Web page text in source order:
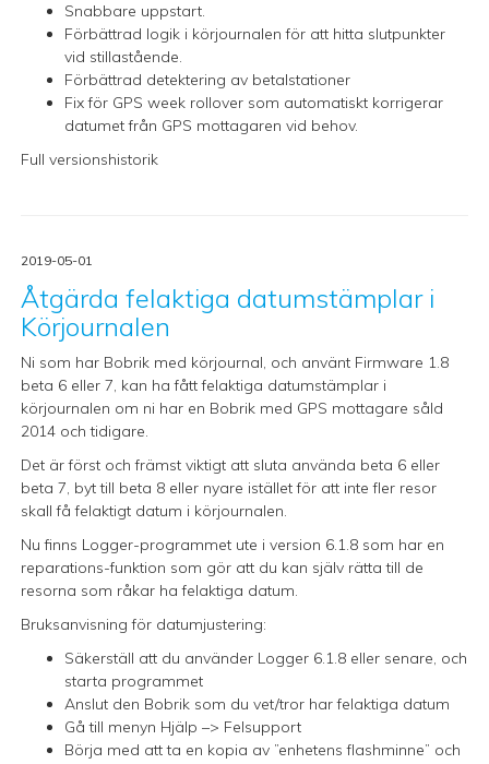
Snabbare uppstart.
Förbättrad logik i körjournalen för att hitta slutpunkter
vid stillastående.
Förbättrad detektering av betalstationer
Fix för GPS week rollover som automatiskt korrigerar
datumet från GPS mottagaren vid behov.
Full versionshistorik
2019-05-01
Åtgärda felaktiga datumstämplar i
Körjournalen
Ni som har Bobrik med körjournal, och använt Firmware 1.8
beta 6 eller 7, kan ha fått felaktiga datumstämplar i
körjournalen om ni har en Bobrik med GPS mottagare såld
2014 och tidigare.
Det är först och främst viktigt att sluta använda beta 6 eller
beta 7, byt till beta 8 eller nyare istället för att inte fler resor
skall få felaktigt datum i körjournalen.
Nu finns Logger-programmet ute i version 6.1.8 som har en
reparations-funktion som gör att du kan själv rätta till de
resorna som råkar ha felaktiga datum.
Bruksanvisning för datumjustering:
Säkerställ att du använder Logger 6.1.8 eller senare, och
starta programmet
Anslut den Bobrik som du vet/tror har felaktiga datum
Gå till menyn Hjälp –> Felsupport
Börja med att ta en kopia av ”enhetens flashminne” och